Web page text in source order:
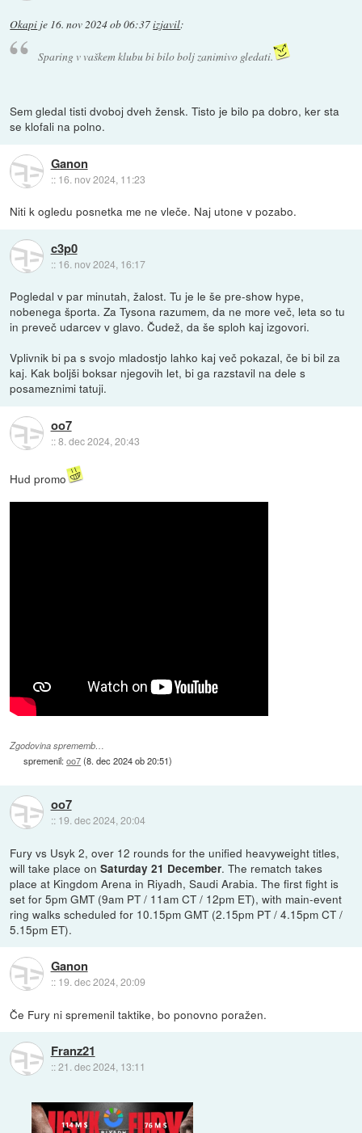
Okapi je 16. nov 2024 ob 06:37izjavil:
Sparing v vaškem klubu bi bilo bolj zanimivo gledati.
Sem gledal tisti dvoboj dveh žensk. Tisto je bilo pa dobro, ker sta
se klofali na polno.
Ganon
:: 16. nov 2024, 11:23
Niti k ogledu posnetka me ne vleče. Naj utone v pozabo.
c3p0
:: 16. nov 2024, 16:17
Pogledal v par minutah, žalost. Tu je le še pre-show hype,
nobenega športa. Za Tysona razumem, da ne more več, leta so tu
in preveč udarcev v glavo. Čudež, da še sploh kaj izgovori.
Vplivnik bi pa s svojo mladostjo lahko kaj več pokazal, če bi bil za
kaj. Kak boljši boksar njegovih let, bi ga razstavil na dele s
posameznimi tatuji.
oo7
::8. dec 2024, 20:43
Hud promo
Zgodovina sprememb…
spremenil:oo7(8. dec 2024 ob 20:51)
oo7
:: 19. dec 2024, 20:04
Fury vs Usyk 2, over 12 rounds for the unified heavyweight titles,
will take place onSaturday 21 December. The rematch takes
place at Kingdom Arena in Riyadh, Saudi Arabia. The first fight is
set for 5pm GMT (9am PT / 11am CT / 12pm ET), with main-event
ring walks scheduled for 10.15pm GMT (2.15pm PT / 4.15pm CT /
5.15pm ET).
Ganon
:: 19. dec 2024, 20:09
Če Fury ni spremenil taktike, bo ponovno poražen.
Franz21
::21. dec 2024, 13:11